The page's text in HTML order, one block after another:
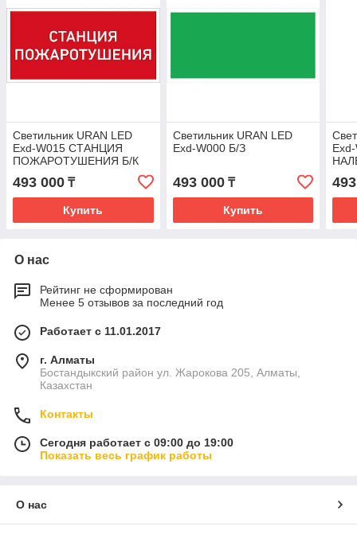
Светильник URAN LED
Exd-W015 СТАНЦИЯ
ПОЖАРОТУШЕНИЯ Б/К
493 000 ₸
Купить
Светильник URAN LED
Exd-W000 Б/З
493 000₸
Купить
О нас
Рейтинг не сформирован
Менее 5 отзывов за последний год
Работает с 11.01.2017
г. Алматы
Бостандыкский район ул. Жарокова 205, Алматы,
Казахстан
Контакты
Сегодня работает с 09:00 до 19:00
Показать весь график работы
О нас